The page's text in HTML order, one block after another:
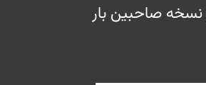
نسخه صاحبین بار